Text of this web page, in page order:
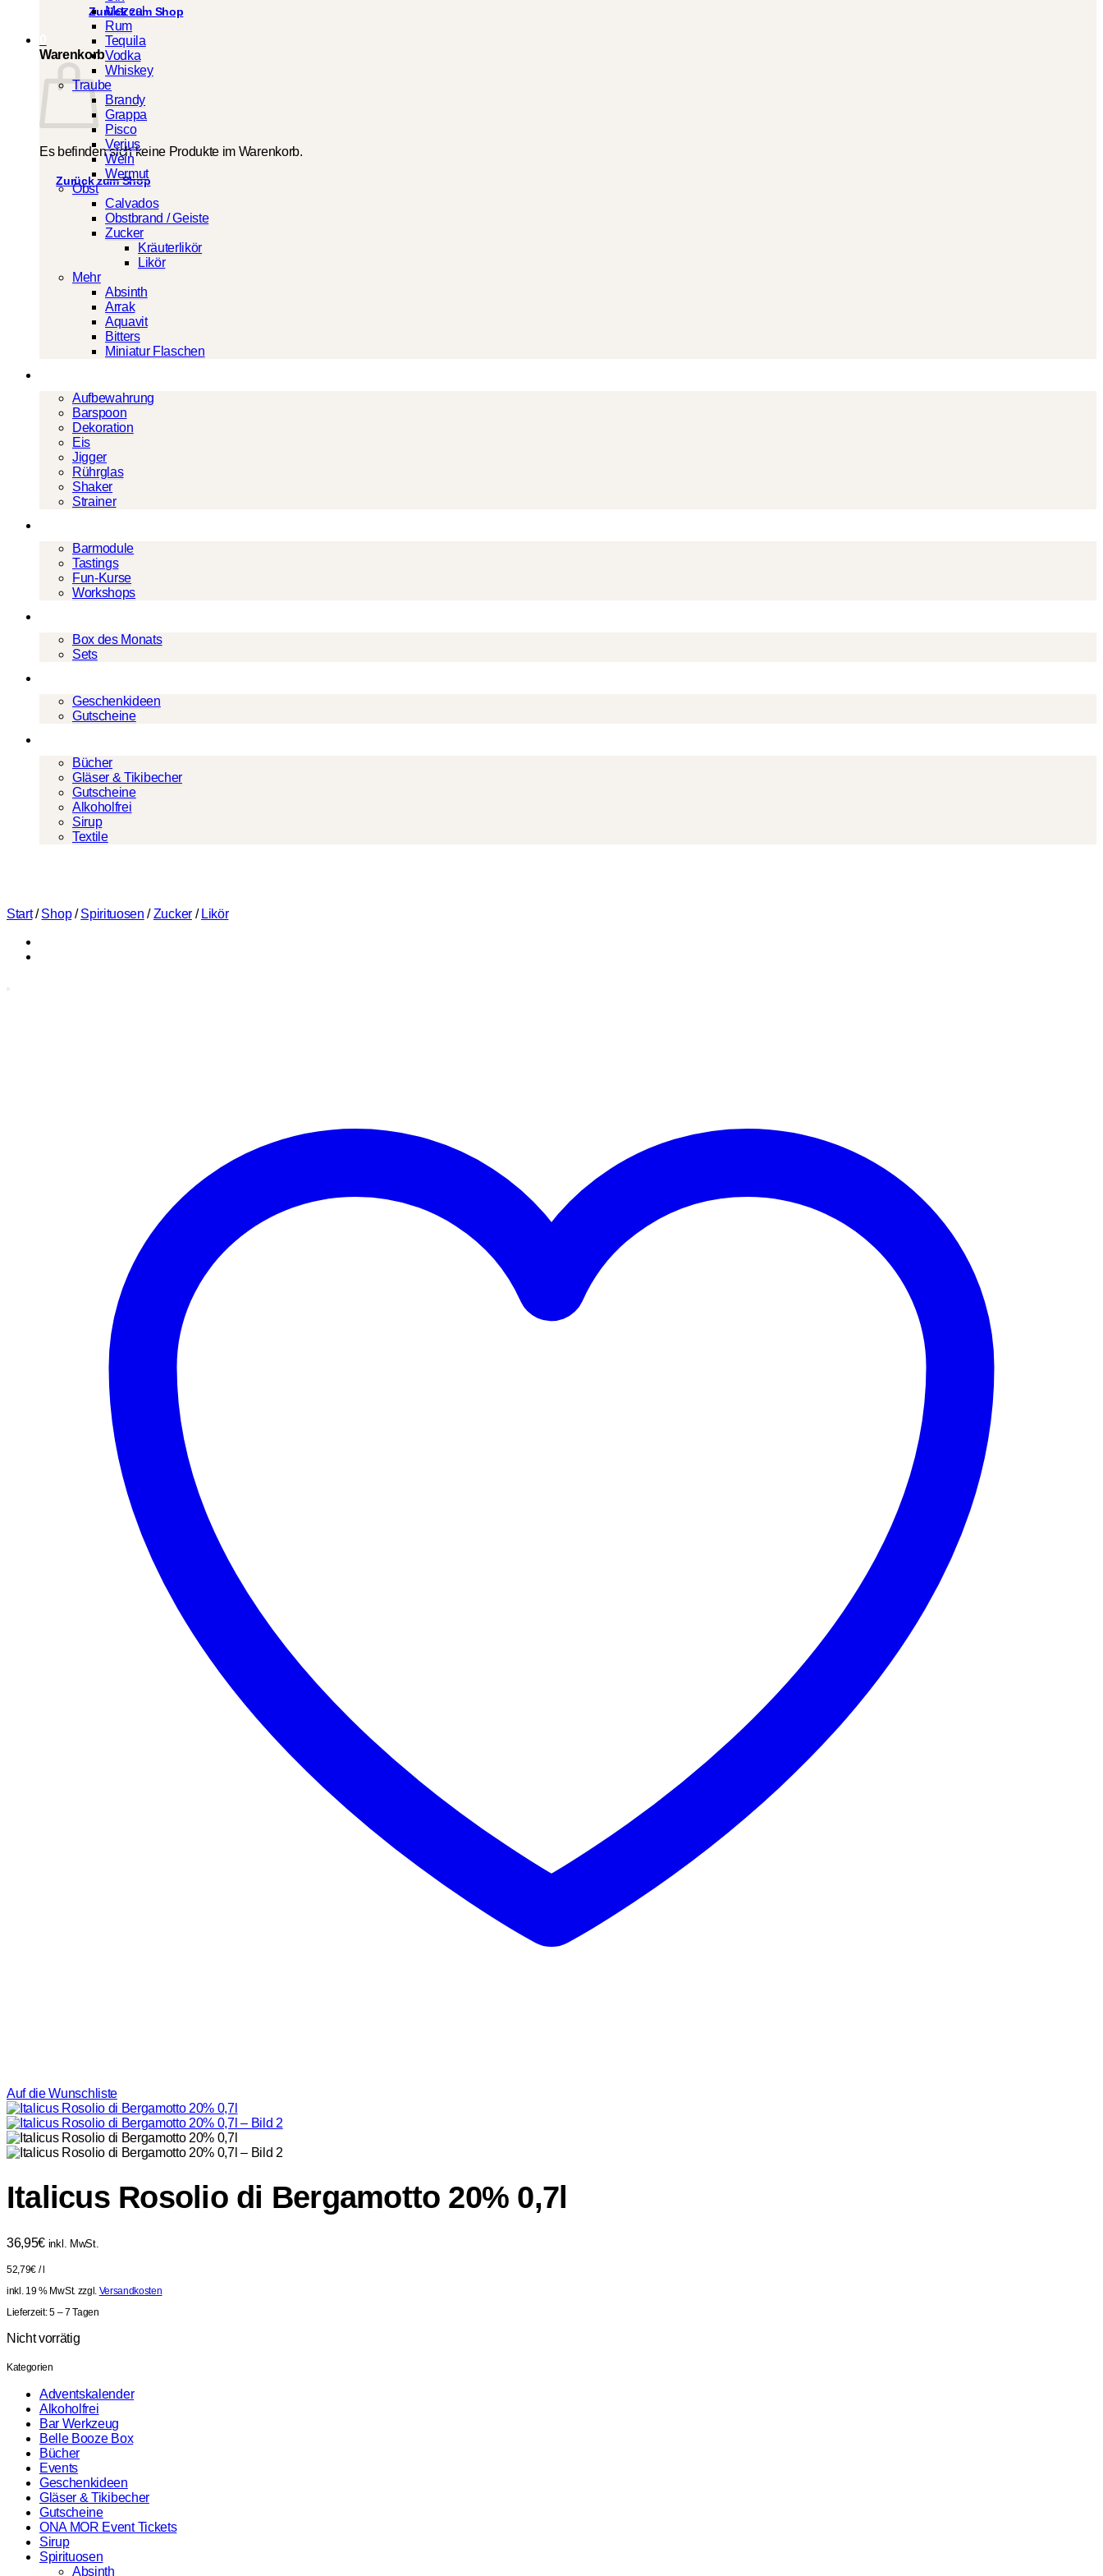
Zurück zum Shop
Warenkorb
Es befinden sich keine Produkte im Warenkorb.
Zurück zum Shop
Mezcal
Rum
Tequila
Vodka
Whiskey
Traube
Brandy
Grappa
Pisco
Verjus
Wein
Wermut
Obst
Calvados
Obstbrand / Geiste
Zucker
Kräuterlikör
Likör
Mehr
Absinth
Arrak
Aquavit
Bitters
Miniatur Flaschen
Aufbewahrung
Barspoon
Dekoration
Eis
Jigger
Rührglas
Shaker
Strainer
Barmodule
Tastings
Fun-Kurse
Workshops
Box des Monats
Sets
Geschenkideen
Gutscheine
Bücher
Gläser & Tikibecher
Gutscheine
Alkoholfrei
Sirup
Textile
Start / Shop / Spirituosen / Zucker / Likör
Auf die Wunschliste
Italicus Rosolio di Bergamotto 20% 0,7l
36,95€ inkl. MwSt.
52,79€ /l
inkl. 19 % MwSt. zzgl. Versandkosten
Lieferzeit:5 – 7 Tagen
Nicht vorrätig
Kategorien
Adventskalender
Alkoholfrei
Bar Werkzeug
Belle Booze Box
Bücher
Events
Geschenkideen
Gläser & Tikibecher
Gutscheine
ONA MOR Event Tickets
Sirup
Spirituosen
Absinth